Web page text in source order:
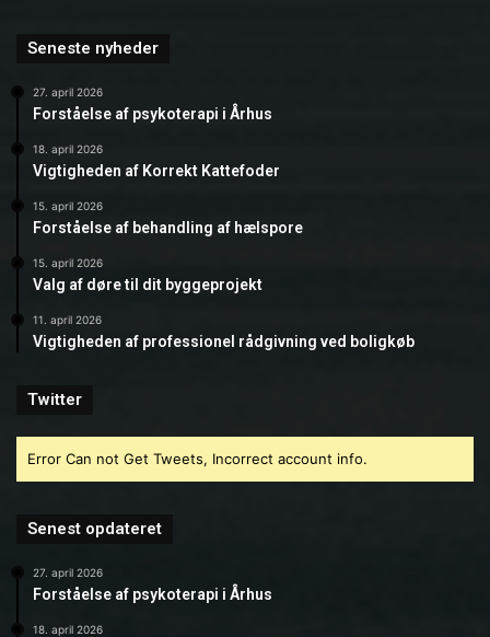
Seneste nyheder
27. april 2026
Forståelse af psykoterapi i Århus
18. april 2026
Vigtigheden af Korrekt Kattefoder
15. april 2026
Forståelse af behandling af hælspore
15. april 2026
Valg af døre til dit byggeprojekt
11. april 2026
Vigtigheden af professionel rådgivning ved boligkøb
Twitter
Error Can not Get Tweets, Incorrect account info.
Senest opdateret
27. april 2026
Forståelse af psykoterapi i Århus
18. april 2026